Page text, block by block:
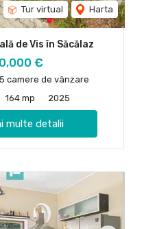
Tur virtual Harta
de Vis în Săcălaz
€
camere de vânzare
164 mp 2025
multe detalii